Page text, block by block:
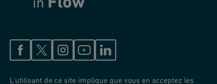
L'utilisant de ce site implique que vous en acceptez les